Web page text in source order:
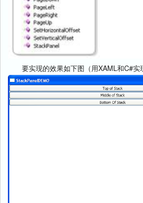
要实现的效果如下图（用XAML和C#实